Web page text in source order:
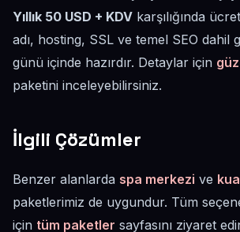
Yıllık 50 USD + KDV karşılığında
adı, hosting, SSL ve temel SEO dahil
günü içinde hazırdır. Detaylar için
paketini inceleyebilirsiniz.
İlgili Çözümler
Benzer alanlarda spa merkezi ve
paketlerimiz de uygundur. Tüm
için tüm paketler sayfasını ziyaret